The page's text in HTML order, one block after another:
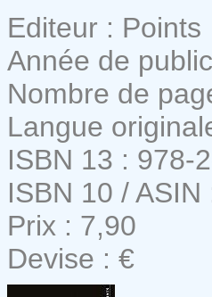
Editeur : Points
Année de
Nombre de
Langue
ISBN 13 : 978-
ISBN 10 /
Prix : 7,90
Devise : €